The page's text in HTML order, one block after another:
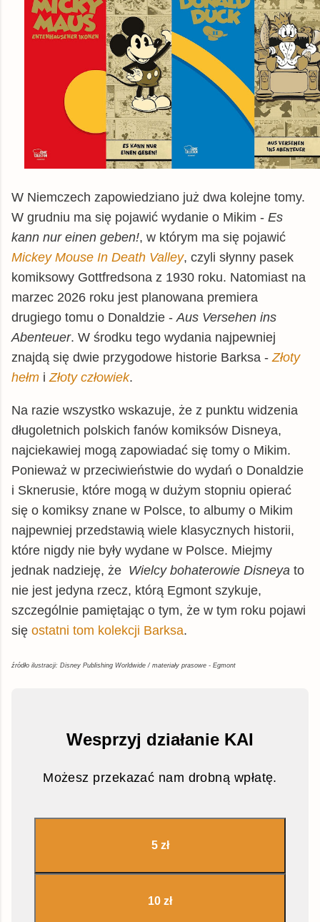
W Niemczech zapowiedziano już dwa kolejne tomy.
W grudniu ma się pojawić wydanie o Mikim - Es
kann nur einen geben!, w którym ma się pojawić
Mickey Mouse In Death Valley, czyli słynny pasek
komiksowy Gottfredsona z 1930 roku. Natomiast na
marzec 2026 roku jest planowana premiera
drugiego tomu o Donaldzie - Aus Versehen ins
Abenteuer. W środku tego wydania najpewniej
znajdą się dwie przygodowe historie Barksa - Złoty
hełm i Złoty człowiek.
Na razie wszystko wskazuje, że z punktu widzenia
długoletnich polskich fanów komiksów Disneya,
najciekawiej mogą zapowiadać się tomy o Mikim.
Ponieważ w przeciwieństwie do wydań o Donaldzie
i Sknerusie, które mogą w dużym stopniu opierać
się o komiksy znane w Polsce, to albumy o Mikim
najpewniej przedstawią wiele klasycznych historii,
które nigdy nie były wydane w Polsce. Miejmy
jednak nadzieję, że Wielcy bohaterowie Disneya to
nie jest jedyna rzecz, którą Egmont szykuje,
szczególnie pamiętając o tym, że w tym roku pojawi
się ostatni tom kolekcji Barksa.
źródło ilustracji: Disney Publishing Worldwide / materiały prasowe - Egmont